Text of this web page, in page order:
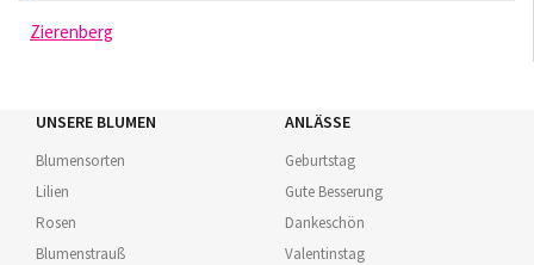
Zierenberg
UNSERE BLUMEN
Blumensorten
Lilien
Rosen
Blumenstrauß
ANLÄSSE
Geburtstag
Gute Besserung
Dankeschön
Valentinstag